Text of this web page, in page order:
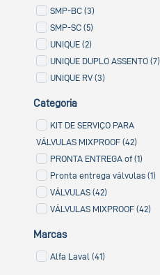
SMP-BC (3)
SMP-SC (5)
UNIQUE (2)
UNIQUE DUPLO ASSENTO (7)
UNIQUE RV (3)
Categoria
KIT DE SERVIÇO PARA
VÁLVULAS MIXPROOF (42)
PRONTA ENTREGA of (1)
Pronta entrega válvulas (1)
VÁLVULAS (42)
VÁLVULAS MIXPROOF (42)
Marcas
Alfa Laval (41)